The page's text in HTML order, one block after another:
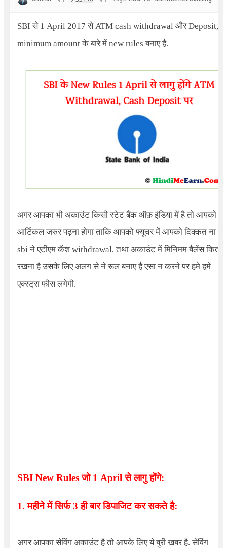
SBIसे 1 April 2017सेATM cash withdrawal औरDeposit,
minimum amountके बारे में new rulesबनाए है.
अगर आपका भी अकाउंट किसी स्टेट बैंक ऑफ़ इंडिया में है तो आपको ये
आर्टिकल जरुर पढ़ना होगा ताकि आपको फ्यूचर में आपको दिक्कत ना हो.
sbi ने एटीएम कॅश withdrawal, तथा अकाउंट में मिनिमम बैलेंस कितना
रखना है उसके लिए अलग से ने रूल बनाए है एसा न करने पर हमे हमे
एक्स्ट्रा फीस लगेगी.
SBI New Rulesजो1 April से लागु होंगे:
1. महीने में सिर्फ 3 ही बार डिपाजिट कर सकते है:
अगर आपका सेविंग अकाउंट है तो आपके लिए ये बुरी खबर है. सेविंग